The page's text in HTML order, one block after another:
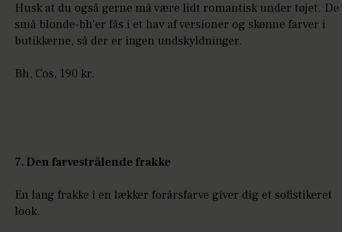
Husk at du også gerne må være lidt romantisk under tøjet. De
små blonde-bh'er fås i et hav af versioner og skønne farver i
butikkerne, så der er ingen undskyldninger.
Bh, Cos, 190 kr.
7. Den farvestrålende frakke
En lang frakke i en lækker forårsfarve giver dig et sofistikeret
look.